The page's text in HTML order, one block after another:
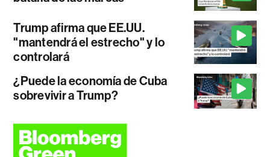
Trump afirma que EE.UU.
"mantendrá el estrecho" y lo
controlará
¿Puede la economía de Cuba
sobrevivir a Trump?